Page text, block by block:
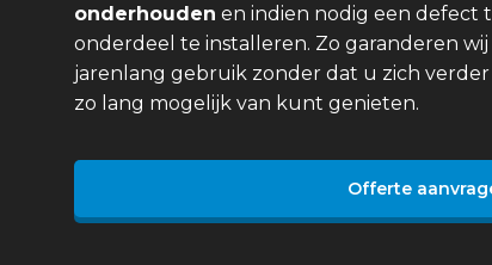
onderhouden en indien nodig een defect
onderdeel te installeren. Zo garanderen
jarenlang gebruik zonder dat u zich
zo lang mogelijk van kunt genieten.
Offerte